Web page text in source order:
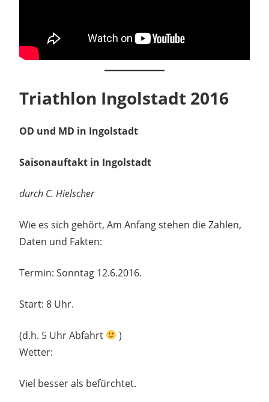
Triathlon Ingolstadt 2016
OD und MD in Ingolstadt
Saisonauftakt in Ingolstadt
durch C. Hielscher
Wie es sich gehört, Am Anfang stehen die Zahlen,
Daten und Fakten:
Termin: Sonntag 12.6.2016.
Start: 8 Uhr.
(d.h. 5 Uhr Abfahrt
)
Wetter:
Viel besser als befürchtet.